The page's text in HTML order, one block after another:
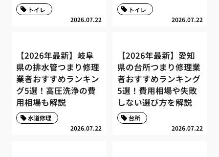
2026.07.22
トイレ
2026.07.22
トイレ
【2026年最新】岐阜
県の排水管つまり修理
業者おすすめランキン
グ5選！高圧洗浄の費
用相場も解説
2026.07.22
水道修理
【2026年最新】愛知
県の台所つまり修理業
者おすすめランキング
5選！費用相場や失敗
しない選び方を解説
2026.07.22
台所